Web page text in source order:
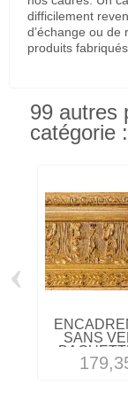
difficilement
d’échange ou de
produits
99 autres
catégorie :
SANS
‹